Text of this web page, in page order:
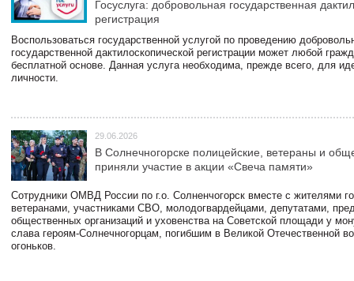
Госуслуга: добровольная государственная
регистрация
Воспользоваться государственной услугой по проведению
государственной дактилоскопической регистрации может любой
бесплатной основе. Данная услуга необходима, прежде всего, для
личности.
29.06.2026
В Солнечногорске полицейские, ветераны и
приняли участие в акции «Свеча памяти»
Сотрудники ОМВД России по г.о. Солненчогорск вместе с жителями
ветеранами, участниками СВО, молодогвардейцами, депутатами,
общественных организаций и уховенства на Советской площади у
слава героям-Солнечногорцам, погибшим в Великой Отечественной
огоньков.